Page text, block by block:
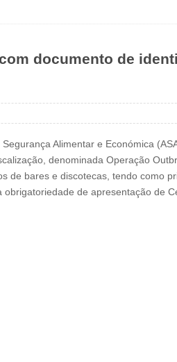
documento de
Segurança Alimentar e Económica
denominada Operação
de bares e discotecas, tendo como
obrigatoriedade de apresentação de